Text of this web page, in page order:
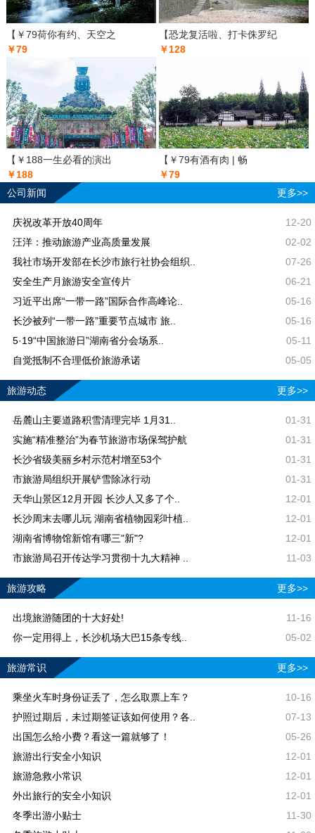
【￥79荷你有约、天空之
￥79
【恐龙复活啦、打卡侏罗纪
￥128
【￥188一生必看的演出
￥188
【￥79有酒有肉 | 畅
￥79
公司新闻
更多>>
庆祝改革开放40周年
12-20
汪洋：推动旅游产业高质量发展
02-02
我社市场开发部在长沙市旅行社协会组织..
07-26
安全生产月旅游安全宣传片
06-21
习近平出席“一带一路”国际合作高峰论..
05-16
长沙被列“一带一路”重要节点城市 旅..
05-16
5·19“中国旅游日”湖南省分会场系..
05-11
自觉抵制不合理低价旅游承诺
05-05
旅游动态 更多>>
岳麓山主要道路积雪清理完毕 1月31..
01-31
实施“精准整治”为春节旅游市场保驾护航
01-31
长沙省级美丽乡村示范村增至53个
01-31
市旅游局组织开展铲雪除冰行动
01-31
天华山景区12月开园 长沙人又多了个..
12-01
长沙周末去哪儿玩 湖南省植物园彩叶植..
12-01
湖南省博物馆新馆有哪三"新"?
12-01
市旅游局召开传达学习贯彻十九大精神 ..
11-03
旅游攻略 更多>>
出境旅游随团的十大好处!
11-16
你一定用得上，长沙机场大巴15条专线..
05-02
旅游常识 更多>>
乘坐火车时身份证丢了，怎么取票上车？
10-16
护照过期后，未过期签证该如何使用？各..
07-13
出国怎么给小费？看这一篇就够了！
05-26
旅游出行安全小知识
12-01
旅游急救小常识
12-01
外出旅行的安全小知识
12-01
冬季出游小贴士
11-30